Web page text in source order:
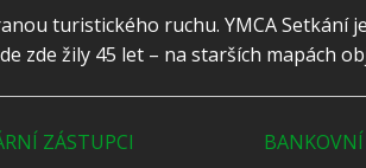
turistického ruchu. YMCA Setkání
zde žily 45 let – na starších mapách
ZÁSTUPCI